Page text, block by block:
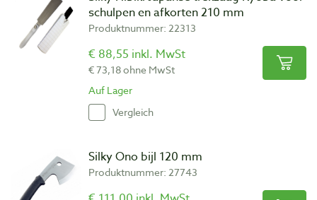
schulpen en afkorten 210 mm
Produktnummer: 22313
€ 88,55 inkl. MwSt
€ 73,18 ohne MwSt
Auf Lager
Vergleich
Silky Ono bijl 120 mm
Produktnummer: 27743